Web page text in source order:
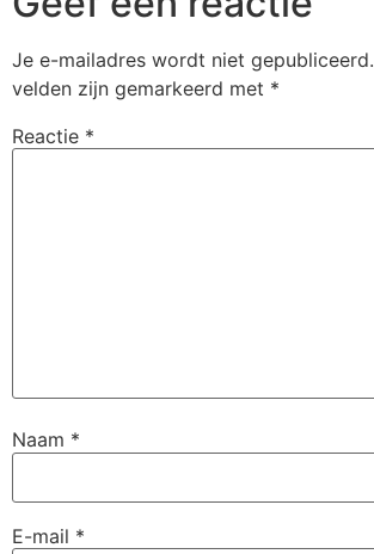
Je e-mailadres wordt niet gepubliceerd.
velden zijn gemarkeerd met *
Reactie *
Naam *
E-mail *